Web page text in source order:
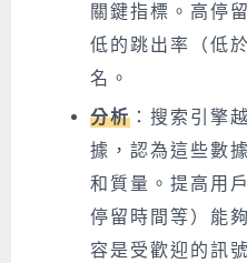
關鍵指標。高停
低的跳出率（低
名。
分析 ：搜索引擎
據，認為這些數
和質量。提高用
停留時間等）能
容是受歡迎的訊